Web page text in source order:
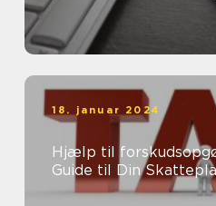
18. januar 2024
Hjælp til
Guide til Din